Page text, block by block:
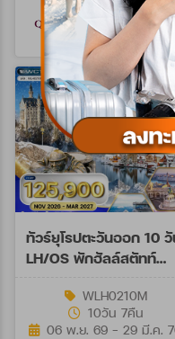
เริ่
69,900
บาท/ท่า
ทัวร์ยุโรปตะวันออก 10
LH/OS พักฮัลล์สตัทท์
WLH0210M
10วัน 7คืน
06 พ.ย. 69 - 29 มี.ค.